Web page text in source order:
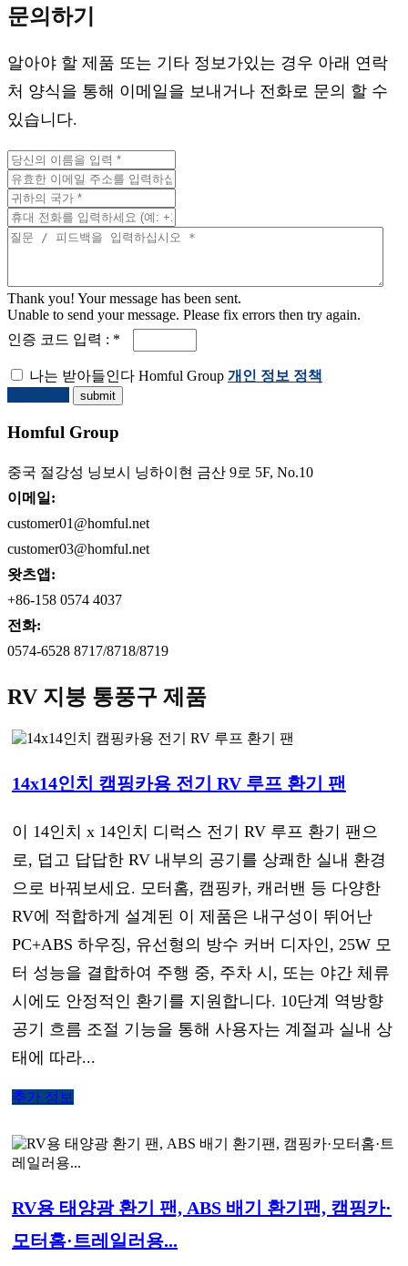
문의하기
알아야 할 제품 또는 기타 정보가있는 경우 아래 연락
처 양식을 통해 이메일을 보내거나 전화로 문의 할 수
있습니다.
Thank you! Your message has been sent.
Unable to send your message. Please fix errors then try again.
인증 코드 입력 : *
나는 받아들인다 Homful Group 개인 정보 정책
Homful Group
중국 절강성 닝보시 닝하이현 금산 9로 5F, No.10
이메일:
customer01@homful.net
customer03@homful.net
왓츠앱:
+86-158 0574 4037
전화:
0574-6528 8717/8718/8719
RV 지붕 통풍구 제품
14x14인치 캠핑카용 전기 RV 루프 환기 팬
이 14인치 x 14인치 디럭스 전기 RV 루프 환기 팬으
로, 덥고 답답한 RV 내부의 공기를 상쾌한 실내 환경
으로 바꿔보세요. 모터홈, 캠핑카, 캐러밴 등 다양한
RV에 적합하게 설계된 이 제품은 내구성이 뛰어난
PC+ABS 하우징, 유선형의 방수 커버 디자인, 25W 모
터 성능을 결합하여 주행 중, 주차 시, 또는 야간 체류
시에도 안정적인 환기를 지원합니다. 10단계 역방향
공기 흐름 조절 기능을 통해 사용자는 계절과 실내 상
태에 따라...
추가 정보
RV용 태양광 환기 팬, ABS 배기 환기팬, 캠핑카·
모터홈·트레일러용...